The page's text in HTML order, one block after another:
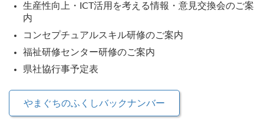
生産性向上・ICT活用を考える情報・意見交換会のご案
内
コンセプチュアルスキル研修のご案内
福祉研修センター研修のご案内
県社協行事予定表
やまぐちのふくしバックナンバー